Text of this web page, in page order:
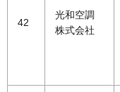
42
光和空調
株式会社